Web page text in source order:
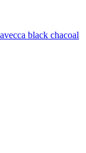
black chacoal